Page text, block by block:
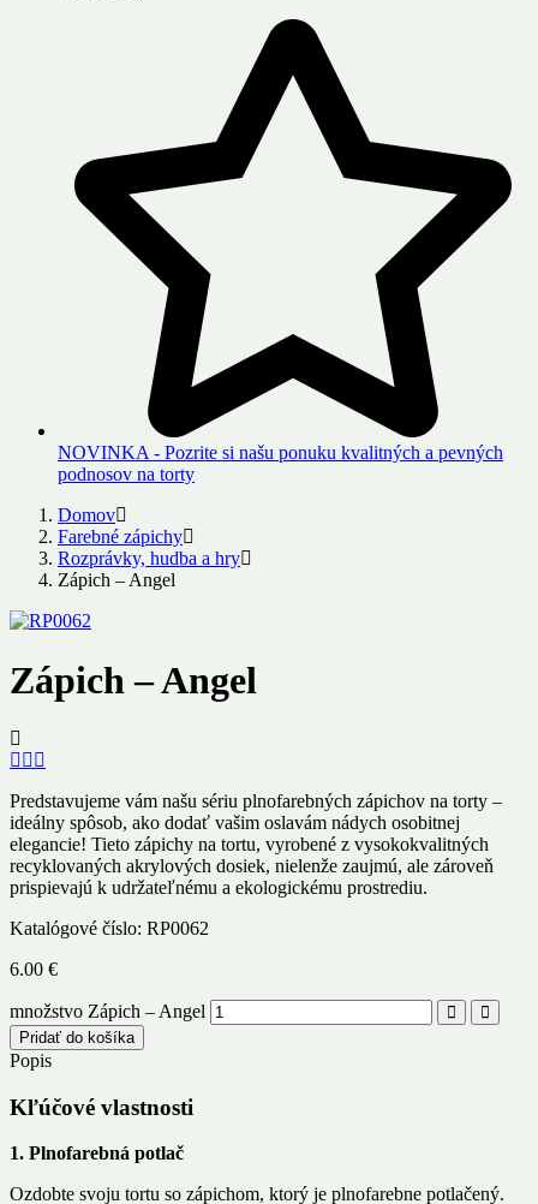
NOVINKA - Pozrite si našu ponuku kvalitných a pevných
podnosov na torty
Domov
Farebné zápichy
Rozprávky, hudba a hry
Zápich – Angel
Zápich – Angel
Predstavujeme vám našu sériu plnofarebných zápichov na torty –
ideálny spôsob, ako dodať vašim oslavám nádych osobitnej
elegancie! Tieto zápichy na tortu, vyrobené z vysokokvalitných
recyklovaných akrylových dosiek, nielenže zaujmú, ale zároveň
prispievajú k udržateľnému a ekologickému prostrediu.
Katalógové číslo: RP0062
6.00 €
množstvo Zápich – Angel
Pridať do košíka
Popis
Kľúčové vlastnosti
1. Plnofarebná potlač
Ozdobte svoju tortu so zápichom, ktorý je plnofarebne potlačený.